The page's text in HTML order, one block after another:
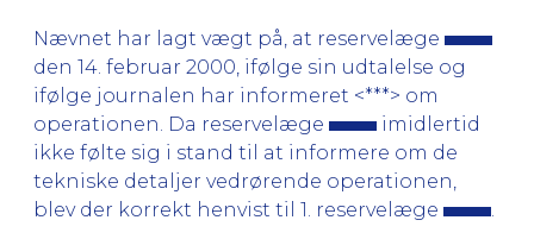
Nævnet har lagt vægt på, at reservelæge
den 14. februar 2000, ifølge sin udtalelse og
ifølge journalen har informeret <***> om
operationen. Da reservelæge
imidlertid
ikke følte sig i stand til at informere om de
tekniske detaljer vedrørende operationen,
blev der korrekt henvist til 1. reservelæge